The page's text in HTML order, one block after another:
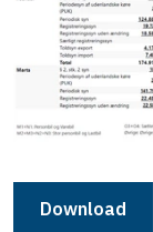
Download